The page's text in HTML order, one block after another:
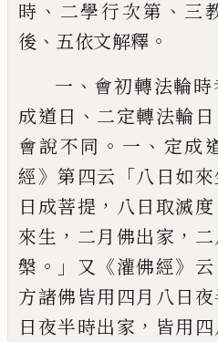
時 、 二學行次第 、 三
後 、 五依文解釋 。
一 、 會初轉法輪時
成道日 、 二定轉法輪日
會說不同 。 一 、 定成
經》第四云 「八日如來
日成菩提 ， 八日取滅度
來生 ， 二月佛出家 ，
槃 。」 又 《灌佛經》 云
方諸佛皆用四月八日
日夜半時出家 ， 皆用